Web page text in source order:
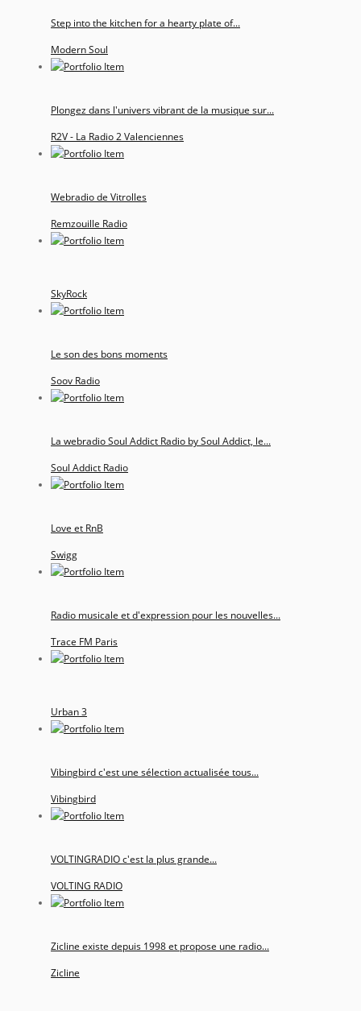
Step into the kitchen for a hearty plate of...
Modern Soul
Plongez dans l'univers vibrant de la musique sur...
R2V - La Radio 2 Valenciennes
Webradio de Vitrolles
Remzouille Radio
SkyRock
Le son des bons moments
Soov Radio
La webradio Soul Addict Radio by Soul Addict, le...
Soul Addict Radio
Love et RnB
Swigg
Radio musicale et d'expression pour les nouvelles...
Trace FM Paris
Urban 3
Vibingbird c'est une sélection actualisée tous...
Vibingbird
VOLTINGRADIO c'est la plus grande...
VOLTING RADIO
Zicline existe depuis 1998 et propose une radio...
Zicline